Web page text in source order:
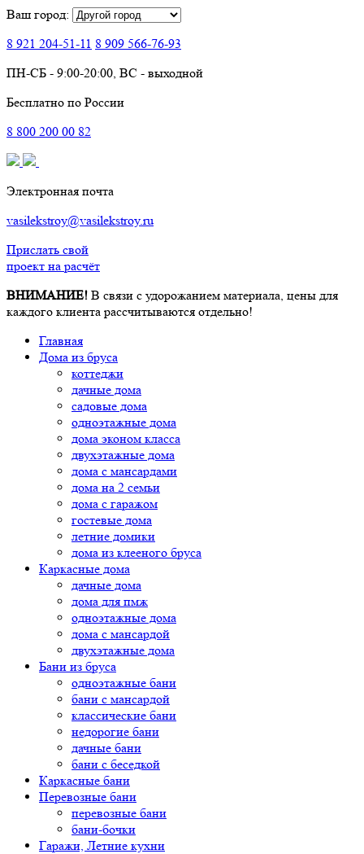
Ваш город:
8 921 204-51-11 8 909 566-76-93
ПН-СБ - 9:00-20:00, ВС - выходной
Бесплатно по России
8 800 200 00 82
Электронная почта
vasilekstroy@vasilekstroy.ru
Прислать свой
проект на расчёт
ВНИМАНИЕ! В связи с удорожанием материала, цены для
каждого клиента рассчитываются отдельно!
Главная
Дома из бруса
коттеджи
дачные дома
садовые дома
одноэтажные дома
дома эконом класса
двухэтажные дома
дома с мансардами
дома на 2 семьи
дома с гаражом
гостевые дома
летние домики
дома из клееного бруса
Каркасные дома
дачные дома
дома для пмж
одноэтажные дома
дома с мансардой
двухэтажные дома
Бани из бруса
одноэтажные бани
бани с мансардой
классические бани
недорогие бани
дачные бани
бани с беседкой
Каркасные бани
Перевозные бани
перевозные бани
бани-бочки
Гаражи, Летние кухни